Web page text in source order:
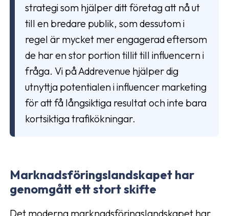
strategi som hjälper ditt företag att nå ut
till en bredare publik, som dessutom i
regel är mycket mer engagerad eftersom
de har en stor portion tillit till influencern i
fråga. Vi på Addrevenue hjälper dig
utnyttja potentialen i influencer marketing
för att få långsiktiga resultat och inte bara
kortsiktiga trafikökningar.
Marknadsföringslandskapet har
genomgått ett stort skifte
Det moderna marknadsföringslandskapet har